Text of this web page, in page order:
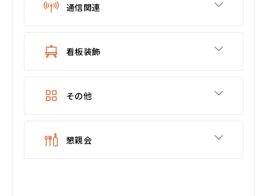
通信関連
看板装飾
その他
懇親会